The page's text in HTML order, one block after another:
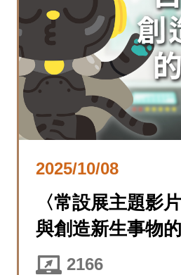
2025/10/08
〈常設展主題影
與創造新生事物
2166